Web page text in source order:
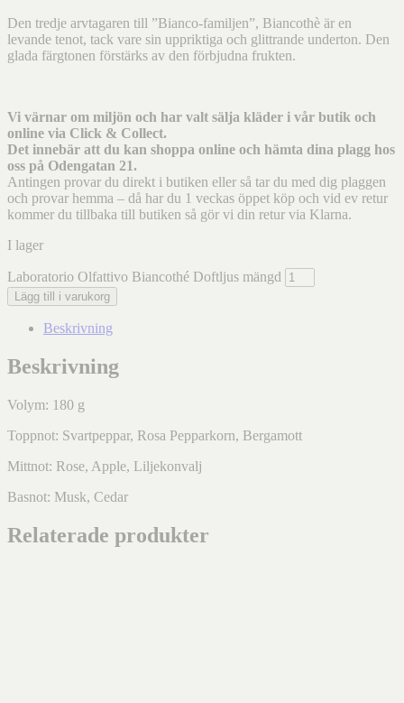
Den tredje arvtagaren till ”Bianco-familjen”, Biancothè är en
levande tenot, tack vare sin uppriktiga och glittrande underton. Den
glada färgtonen förstärks av den förbjudna frukten.
Vi värnar om miljön och har valt sälja kläder i vår butik och
online via Click & Collect.
Det innebär att du kan shoppa online och hämta dina plagg hos
oss på Odengatan 21.
Antingen provar du direkt i butiken eller så tar du med dig plaggen
och provar hemma – då har du 1 veckas öppet köp och vid ev retur
kommer du tillbaka till butiken så gör vi din retur via Klarna.
I lager
Laboratorio Olfattivo Biancothé Doftljus mängd
Lägg till i varukorg
Beskrivning
Beskrivning
Volym: 180 g
Toppnot: Svartpeppar, Rosa Pepparkorn, Bergamott
Mittnot: Rose, Apple, Liljekonvalj
Basnot: Musk, Cedar
Relaterade produkter